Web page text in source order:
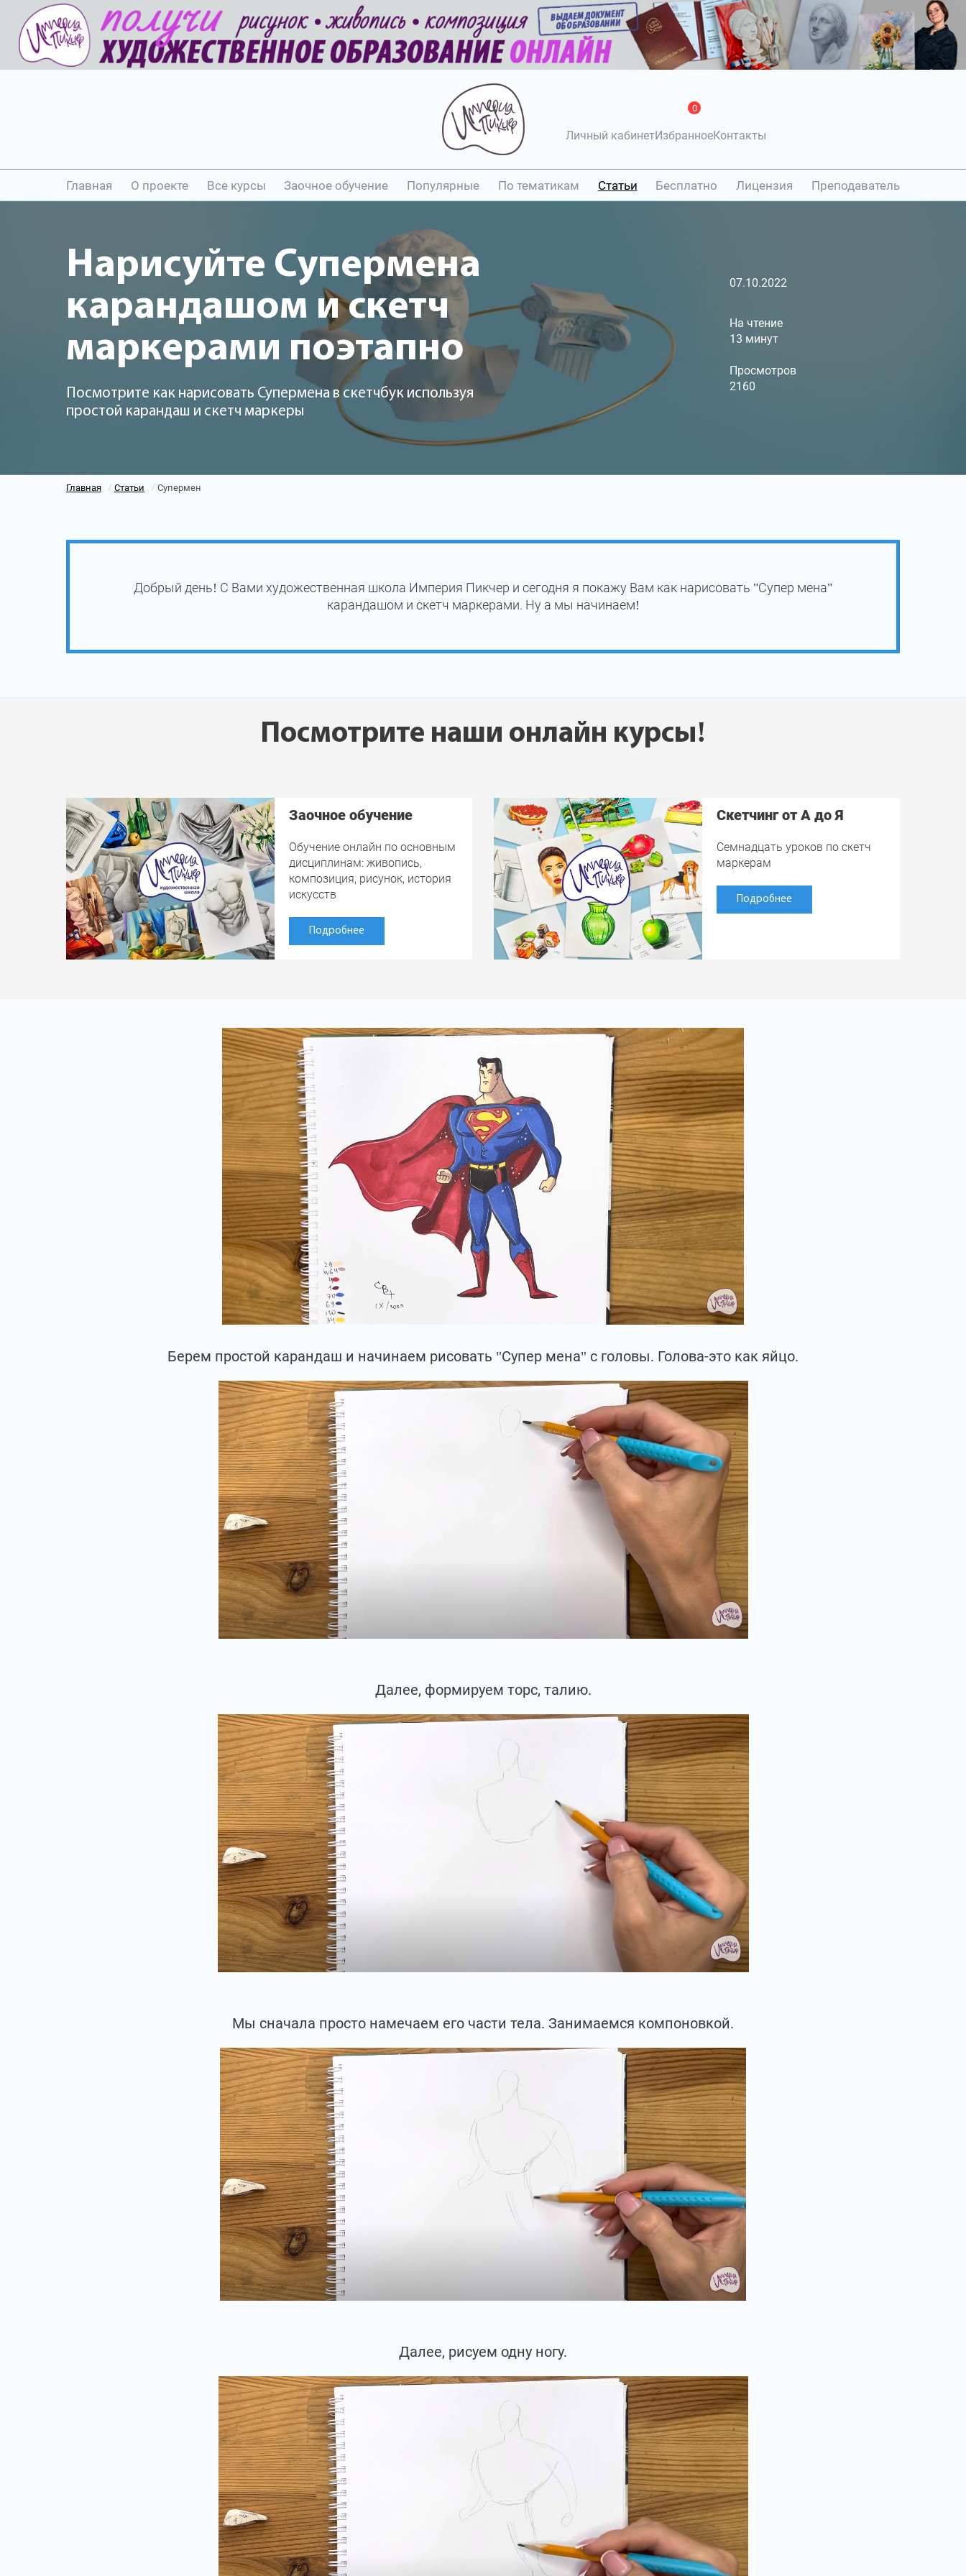
Личный кабинетИзбранное
0
Контакты
Главная О проекте Все курсы Заочное обучение Популярные По тематикам Статьи Бесплатно Лицензия Преподаватель
Нарисуйте Супермена
карандашом и скетч
маркерами поэтапно
Посмотрите как нарисовать Супермена в скетчбук используя
простой карандаш и скетч маркеры
07.10.2022
На чтение
13 минут
Просмотров
2160
Главная / Статьи / Супермен
Добрый день! С Вами художественная школа Империя Пикчер и сегодня я покажу Вам как нарисовать "Супер мена"
карандашом и скетч маркерами. Ну а мы начинаем!
Посмотрите наши онлайн курсы!
Заочное обучение
Обучение онлайн по основным
дисциплинам: живопись,
композиция, рисунок, история
искусств
Подробнее
Скетчинг от А до Я
Семнадцать уроков по скетч
маркерам
Подробнее
Берем простой карандаш и начинаем рисовать "Супер мена" с головы. Голова-это как яйцо.
Далее, формируем торс, талию.
Мы сначала просто намечаем его части тела. Занимаемся компоновкой.
Далее, рисуем одну ногу.